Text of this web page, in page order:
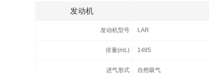
发动机
发动机型号 LAR
排量(mL) 1485
进气形式 自然吸气